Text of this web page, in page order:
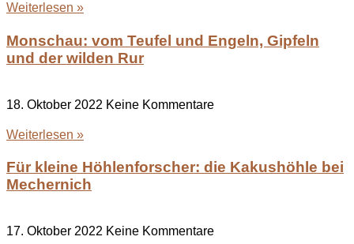
Weiterlesen »
Monschau: vom Teufel und Engeln, Gipfeln
und der wilden Rur
18. Oktober 2022 Keine Kommentare
Weiterlesen »
Für kleine Höhlenforscher: die Kakushöhle bei
Mechernich
17. Oktober 2022 Keine Kommentare